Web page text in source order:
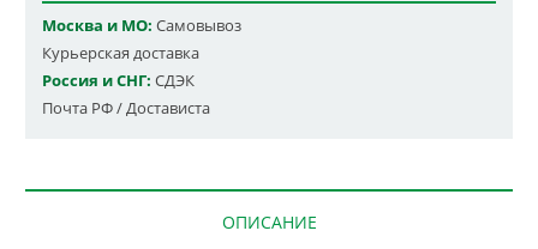
Москва и МО: Самовывоз
Курьерская доставка
Россия и СНГ: СДЭК
Почта РФ / Достависта
ОПИСАНИЕ